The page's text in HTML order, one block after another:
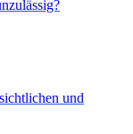
und